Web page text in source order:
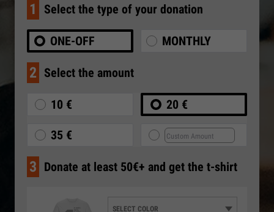
1 Select the type of your donation
ONE-OFF MONTHLY
2 Select the amount
10 € 20 €
35 €
3 Donate at least 50€+ and get the t-shirt